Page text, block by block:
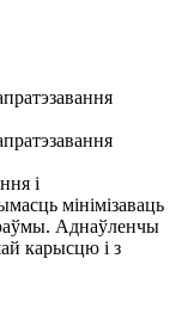
і
мінімізаваць
Аднаўленчы
карысцю і з